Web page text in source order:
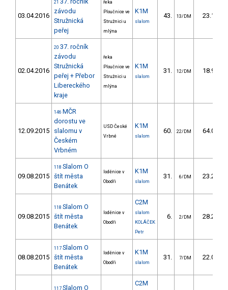
03.04.2016
21
závodu
Stružnická
peřej
řeka
Ploučnice ve
Stružnici u
mlýna
K1M
slalom
43. 13/DM 23.10
02.04.2016
20 37. ročník
závodu
Stružnická
peřej + Přebor
Libereckého
kraje
řeka
Ploučnice ve
Stružnici u
mlýna
K1M
slalom
31. 12/DM 18.90
12.09.2015
146 MČR
dorostu ve
slalomu v
Českém
Vrbném
USD České
Vrbné
K1M
slalom
60. 22/DM 64.00
09.08.2015
118 Slalom O
štít města
Benátek
loděnice v
Obodři
K1M
slalom
31. 6/DM 23.20
09.08.2015
118 Slalom O
štít města
Benátek
loděnice v
Obodři
C2M
slalom
KOLÁČEK
Petr
6. 2/DM 28.20
08.08.2015
117 Slalom O
štít města
Benátek
loděnice v
Obodři
K1M
slalom
31. 7/DM 22.00
117 Slalom O
C2M